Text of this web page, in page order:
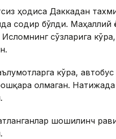
ҳодиса Даккадан
содир бўлди. Маҳаллий
сўзларига
кўра,
олмаган.
шошилинч